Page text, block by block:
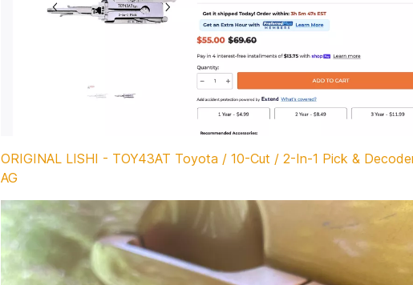
ORIGINAL LISHI - TOY43AT Toyota / 10-Cut / 2-In-1 Pick &
AG